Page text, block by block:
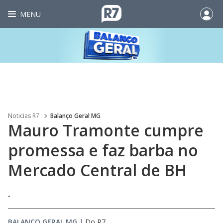
MENU
Noticias R7 Balanço Geral MG
Mauro Tramonte cumpre
promessa e faz barba no
Mercado Central de BH
.